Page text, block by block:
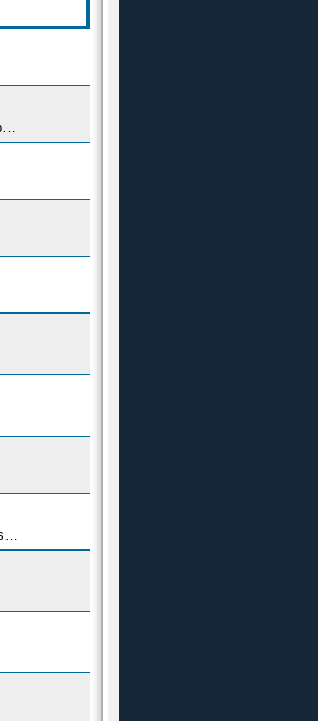
1- Persona que es de natural pasmado y lento, sin energía ni arte para hacer las cosas, sin espíritu ni iniciativa. Se puede enfatizar añadiendo "pelao". 2- Ser vivo que se reproduce por esporas.